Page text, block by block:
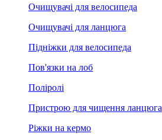
Очищувачі для велосипеда
Очищувачі для ланцюга
Підніжки для велосипеда
Пов'язки на лоб
Поліролі
Пристрою для чищення ланцюга
Ріжки на кермо